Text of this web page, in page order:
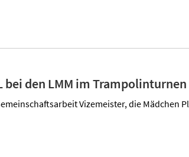
bei den LMM im Trampolinturnen
Vizemeister, die Mädchen